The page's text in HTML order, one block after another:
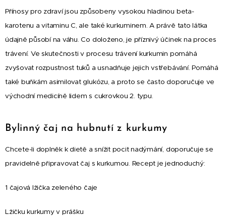
Přínosy pro zdraví jsou způsobeny vysokou hladinou beta-
karotenu a vitaminu C, ale také kurkuminem. A právě tato látka
údajně působí na váhu. Co doloženo, je příznivý účinek na proces
trávení. Ve skutečnosti v procesu trávení kurkumin pomáhá
zvyšovat rozpustnost tuků a usnadňuje jejich vstřebávání. Pomáhá
také buňkám asimilovat glukózu, a proto se často doporučuje ve
východní medicíně lidem s cukrovkou 2. typu.
Bylinný čaj na hubnutí z kurkumy
Chcete-li doplněk k dietě a snížit pocit nadýmání, doporučuje se
pravidelně připravovat čaj s kurkumou. Recept je jednoduchý:
1 čajová lžička zeleného čaje
Lžičku kurkumy v prášku